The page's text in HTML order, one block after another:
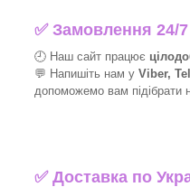
✅Замовлення 24/
🕘 Наш сайт працює
💬 Напишіть нам у Viber,
допоможемо вам підібрати
✅Доставка по